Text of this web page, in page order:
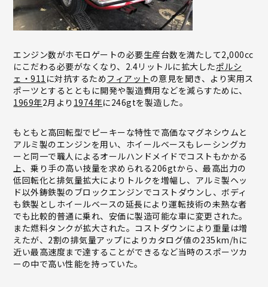
エンジン数がホモロゲートの必要生産台数を満たして2,000cc
にこだわる必要がなくなり、2.4リットルに拡大したポルシ
ェ・911 に対抗するため フィアット の意見を聞き、より実用ス
ポーツとするとともに開発や製造費用などを減らすために、
1969年2月より 1974年に246gtを製造した。
もともと高回転型でピーキーな特性で高価なマグネシウムと
アルミ製のエンジンを用い、ホイールベースもレーシングカ
ーと同一で職人によるオールハンドメイドでコストもかかる
上、乗り手の高い技量を求められる206gtから、最高出力の
低回転化と排気量拡大によりトルクを増幅し、アルミ製ヘッ
ド以外鋳鉄製のブロックエンジンでコストダウンし、ボディ
も鉄製としホイールベースの延長により運転技術の未熟な者
でも比較的普通に乗れ、安価に製造可能な車に変更された。
また燃料タンクが拡大された。コストダウンにより重量は増
えたが、2割の排気量アップによりカタログ値の235km/hに
近い最高速度まで達することができるなど当時のスポーツカ
ーの中で高い性能を持っていた。